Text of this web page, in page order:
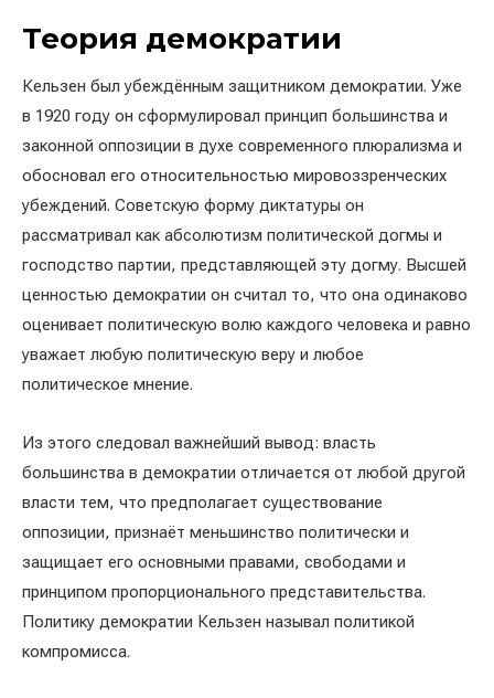
Теория демократии
Кельзен был убеждённым защитником демократии. Уже
в 1920 году он сформулировал принцип большинства и
законной оппозиции в духе современного плюрализма и
обосновал его относительностью мировоззренческих
убеждений. Советскую форму диктатуры он
рассматривал как абсолютизм политической догмы и
господство партии, представляющей эту догму. Высшей
ценностью демократии он считал то, что она одинаково
оценивает политическую волю каждого человека и равно
уважает любую политическую веру и любое
политическое мнение.
Из этого следовал важнейший вывод: власть
большинства в демократии отличается от любой другой
власти тем, что предполагает существование
оппозиции, признаёт меньшинство политически и
защищает его основными правами, свободами и
принципом пропорционального представительства.
Политику демократии Кельзен называл политикой
компромисса.